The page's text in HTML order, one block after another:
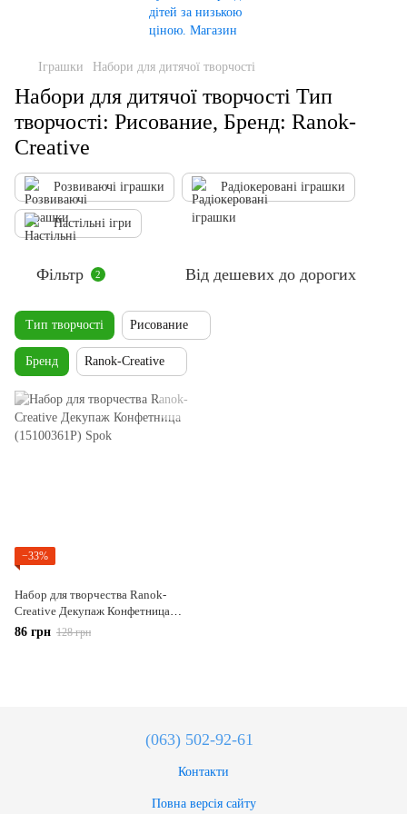
Іграшки Набори для дитячої творчості
Набори для дитячої творчості Тип
творчості: Рисование, Бренд: Ranok-
Creative
Розвиваючі іграшки Радіокеровані іграшки
Настільні ігри
Фільтр 2 Від дешевих до дорогих
Тип творчості Рисование
Бренд Ranok-Creative
−33%
Набор для творчества Ranok-
Creative Декупаж Конфетница
(15100361Р)
86 грн 128 грн
(063) 502-92-61
Контакти
Повна версія сайту